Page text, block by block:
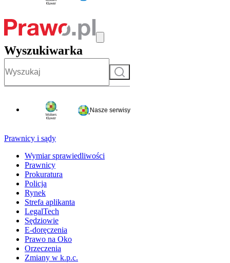
Wyszukiwarka
Szukaj
Nasze serwisy
Prawnicy i sądy
Wymiar sprawiedliwości
Prawnicy
Prokuratura
Policja
Rynek
Strefa aplikanta
LegalTech
Sędziowie
E-doręczenia
Prawo na Oko
Orzeczenia
Zmiany w k.p.c.